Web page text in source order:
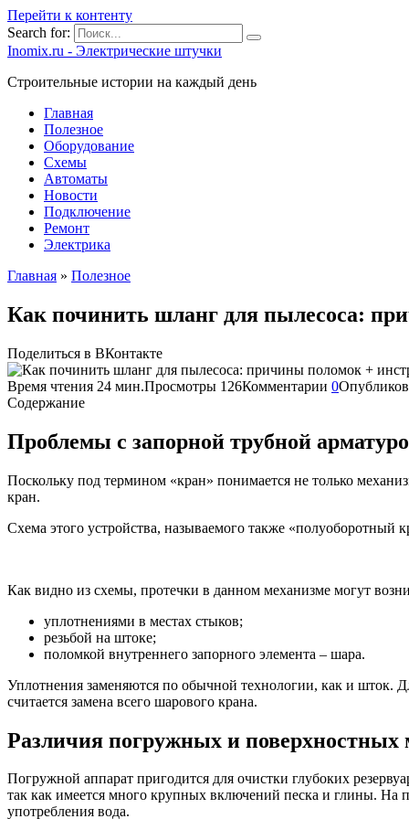
Перейти к контенту
Search for:
Inomix.ru - Электрические штучки
Cтроительные истории на каждый день
Главная
Полезное
Оборудование
Схемы
Автоматы
Новости
Подключение
Ремонт
Электрика
Главная » Полезное
Как починить шланг для пылесоса:
Поделиться в ВКонтакте
Время чтения 24 мин.Просмотры 126Комментарии 0
Содержание
Проблемы с запорной трубной
Поскольку под термином «кран» понимается не только
кран.
Схема этого устройства, называемого также «полуоборотный
Как видно из схемы, протечки в данном механизме могут
уплотнениями в местах стыков;
резьбой на штоке;
поломкой внутреннего запорного элемента – шара.
Уплотнения заменяются по обычной технологии, как и шток.
считается замена всего шарового крана.
Различия погружных и поверхностных
Погружной аппарат пригодится для очистки глубоких
так как имеется много крупных включений песка и глины. На
употребления вода.